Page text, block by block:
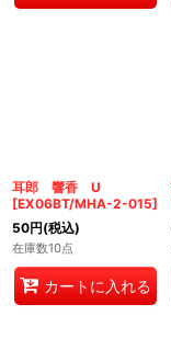
耳郎 響香 U
[EX06BT/MHA-2-015]
50円(税込)
在庫数10点
カートに入れる